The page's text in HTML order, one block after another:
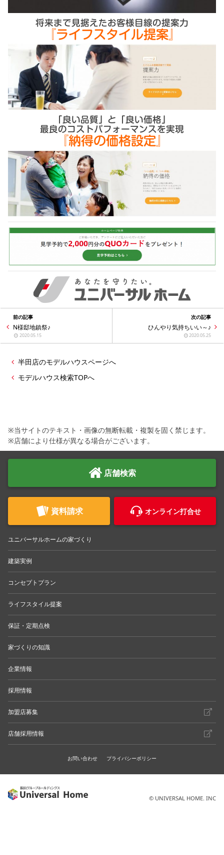
将来まで見据えたお客様目線の提案力
『ライフスタイル提案』
「良い品質」と「良い価格」
最良のコストパフォーマンスを実現
『納得の価格設定』
前の記事
N様邸地鎮祭♪
2020.05.15
次の記事
ひんやり気持ちいい～♪
2020.05.25
半田店のモデルハウスページへ
モデルハウス検索TOPへ
※当サイトのテキスト・画像の無断転載・複製を固く禁じます。
※店舗により仕様が異なる場合がございます。
店舗検索
資料請求 オンライン打合せ
ユニバーサルホームの家づくり
建築実例
コンセプトプラン
ライフスタイル提案
保証・定期点検
家づくりの知識
企業情報
採用情報
加盟店募集
店舗採用情報
お問い合わせ プライバシーポリシー
© UNIVERSAL HOME. INC